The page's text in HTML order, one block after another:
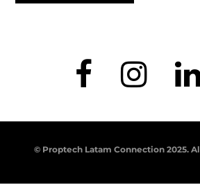
© Proptech Latam Connection 2025.